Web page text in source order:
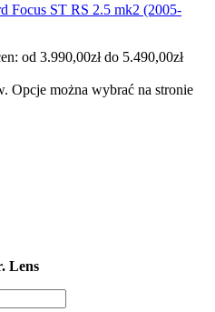
Focus ST RS 2.5 mk2 (2005-
od 3.990,00zł do 5.490,00zł
Opcje można wybrać na stronie
Lens